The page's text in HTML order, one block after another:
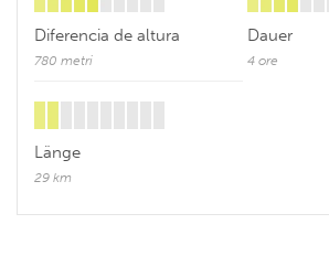
Diferencia de altura
780 metri
Dauer
4 ore
Länge
29 km